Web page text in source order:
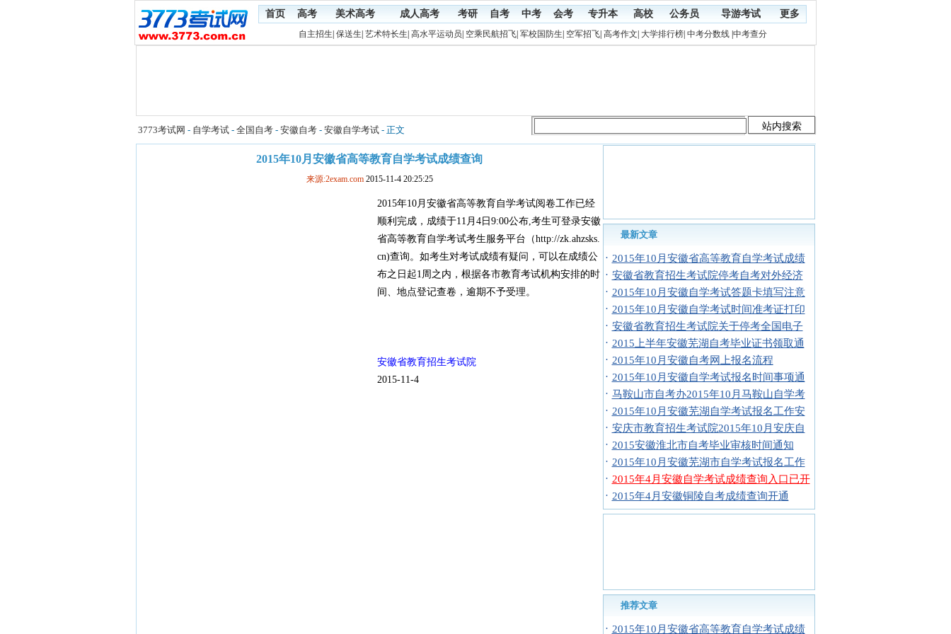
首页 高考 美术高考 成人高考 考研 自考 中考 会考 专升本 高校 公务员 导游考试 更多
自主招生 保送生 艺术特长生 高水平运动员 空乘民航招飞| 军校国防生 空军招飞| 高考作文 大学排行榜| 中考分数线| 中考查分
3773考试网 - 自学考试 - 全国自考 - 安徽自考 - 安徽自学考试 - 正文
2015年10月安徽省高等教育自学考试成绩查询
来源:2exam.com 2015-11-4 20:25:25
2015年10月安徽省高等教育自学考试阅卷工作已经
顺利完成，成绩于11月4日9:00公布,考生可登录安徽
省高等教育自学考试考生服务平台（http://zk.ahzsks.
cn)查询。如考生对考试成绩有疑问，可以在成绩公
布之日起1周之内，根据各市教育考试机构安排的时
间、地点登记查卷，逾期不予受理。
安徽省教育招生考试院
2015-11-4
最新文章
· 2015年10月安徽省高等教育自学考试成绩
· 安徽省教育招生考试院停考自考对外经济
· 2015年10月安徽自学考试答题卡填写注意
· 2015年10月安徽自学考试时间准考证打印
· 安徽省教育招生考试院关于停考全国电子
· 2015上半年安徽芜湖自考毕业证书领取通
· 2015年10月安徽自考网上报名流程
· 2015年10月安徽自学考试报名时间事项通
· 马鞍山市自考办2015年10月马鞍山自学考
· 2015年10月安徽芜湖自学考试报名工作安
· 安庆市教育招生考试院2015年10月安庆自
· 2015安徽淮北市自考毕业审核时间通知
· 2015年10月安徽芜湖市自学考试报名工作
· 2015年4月安徽自学考试成绩查询入口已开
· 2015年4月安徽铜陵自考成绩查询开通
推荐文章
· 2015年10月安徽省高等教育自学考试成绩